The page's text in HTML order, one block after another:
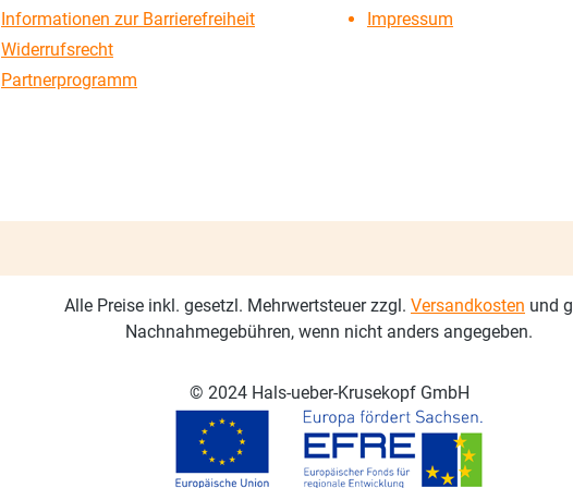
Informationen zur Barrierefreiheit
Widerrufsrecht
Partnerprogramm
Impressum
Alle Preise inkl. gesetzl. Mehrwertsteuer zzgl. Versandkosten und
Nachnahmegebühren, wenn nicht anders angegeben.
© 2024 Hals-ueber-Krusekopf GmbH